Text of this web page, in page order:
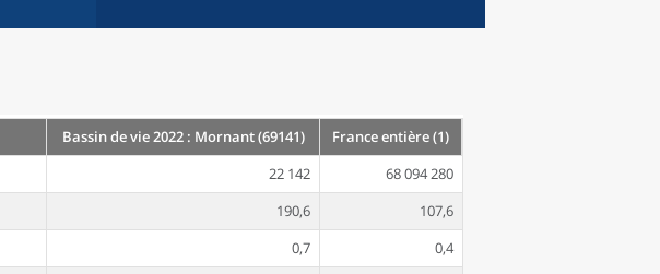
Bassin de vie 2022 : Mornant (69141)
France entière (1)
22 142
68 094 280
190,6
107,6
0,7
0,4